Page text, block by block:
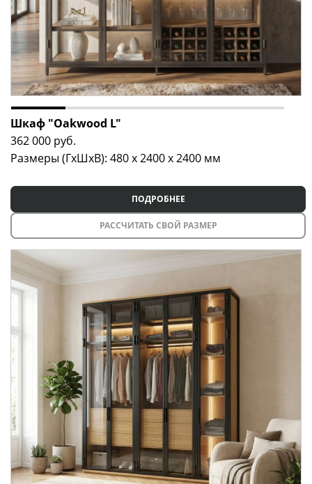
Шкаф "Oakwood L"
362 000 руб.
Размеры (ГxШxВ): 480 x 2400 x 2400 мм
ПОДРОБНЕЕ
РАССЧИТАТЬ СВОЙ РАЗМЕР